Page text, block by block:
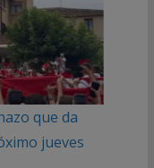
que da
jueves